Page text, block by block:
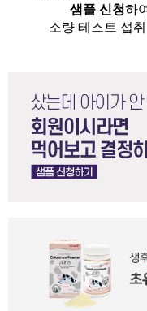
샘플 신청하
소량 테스트 섭